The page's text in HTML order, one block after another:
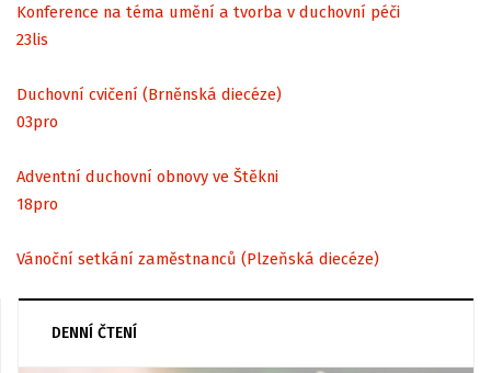
Konference na téma umění a tvorba v duchovní péči
23lis
Duchovní cvičení (Brněnská diecéze)
03pro
Adventní duchovní obnovy ve Štěkni
18pro
Vánoční setkání zaměstnanců (Plzeňská diecéze)
DENNÍ ČTENÍ